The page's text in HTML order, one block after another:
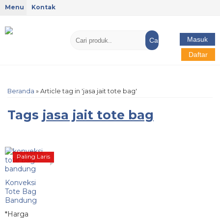
Menu Kontak
Cari
Masuk
Daftar
Beranda » Article tag in 'jasa jait tote bag'
Tags jasa jait tote bag
Paling Laris
Konveksi
Tote Bag
Bandung
*Harga